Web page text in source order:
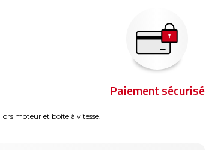
Paiement sécurisé
moteur et boîte à vitesse.